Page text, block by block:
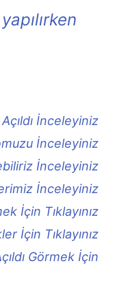
İnceleyiniz
İnceleyiniz
İnceleyiniz
İnceleyiniz
İçin Tıklayınız
İçin Tıklayınız
Görmek İçin